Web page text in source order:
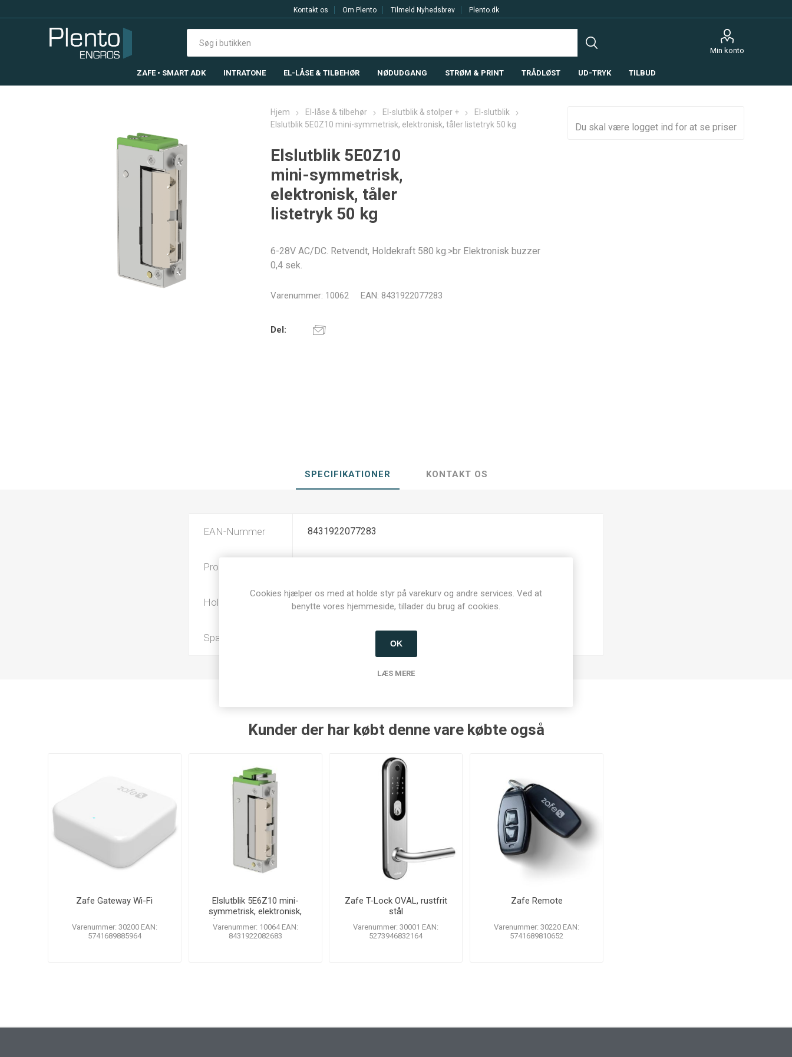
Kontakt os Om Plento Tilmeld Nyhedsbrev Plento.dk
Min konto
ZAFE • SMART ADK INTRATONE EL-LÅSE & TILBEHØR NØDUDGANG STRØM & PRINT TRÅDLØST UD-TRYK TILBUD
Hjem El-låse & tilbehør El-slutblik & stolper +
El-slutblik
Elslutblik 5E0Z10 mini-symmetrisk, elektronisk, tåler listetryk 50 kg
Elslutblik 5E0Z10
mini-symmetrisk,
elektronisk, tåler
listetryk 50 kg
6-28V AC/DC. Retvendt, Holdekraft 580 kg.>br Elektronisk buzzer
0,4 sek.
Varenummer: 10062 EAN: 8431922077283
Del:
Du skal være logget ind for at se priser
SPECIFIKATIONER KONTAKT OS
EAN-Nummer 8431922077283
Produkt type
Holdekraft (kg) 450
Spænding (Input)
Kunder der har købt denne vare købte også
Zafe Gateway Wi-Fi
Varenummer: 30200 EAN:
5741689885964
Elslutblik 5E6Z10 mini-
symmetrisk, elektronisk,
tåler listetryk 50 kg, med
microswitch
Varenummer: 10064 EAN:
8431922082683
Zafe T-Lock OVAL, rustfrit
stål
Varenummer: 30001 EAN:
5273946832164
Zafe Remote
Varenummer: 30220 EAN:
5741689810652
Cookies hjælper os med at holde styr på varekurv og andre services. Ved at
benytte vores hjemmeside, tillader du brug af cookies.
OK
LÆS MERE